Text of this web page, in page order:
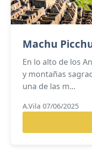
Machu
En lo alto de los
y montañas
una de las m...
A.Vila 07/06/2025